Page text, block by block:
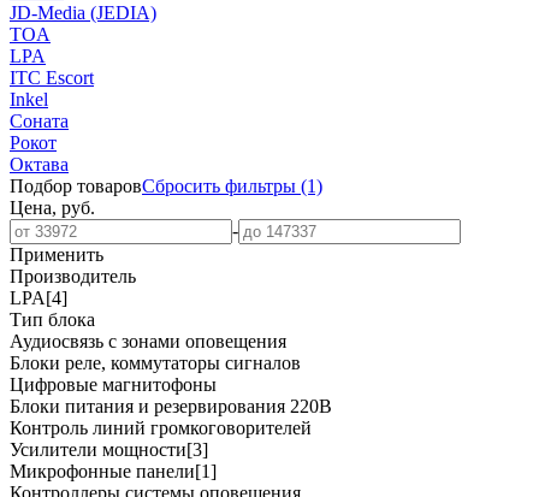
JD-Media (JEDIA)
TOA
LPA
ITC Escort
Inkel
Соната
Рокот
Октава
Подбор товаровСбросить фильтры (1)
Цена, руб.
-
Применить
Производитель
LPA[4]
Тип блока
Аудиосвязь с зонами оповещения
Блоки реле, коммутаторы сигналов
Цифровые магнитофоны
Блоки питания и резервирования 220В
Контроль линий громкоговорителей
Усилители мощности[3]
Микрофонные панели[1]
Контроллеры системы оповещения